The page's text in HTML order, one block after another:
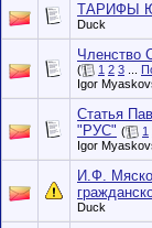
ТАРИФЫ
Duck
Членство
( 1 2 3
Igor
Статья
"РУС" ( 1
Igor
И.Ф.
Duck